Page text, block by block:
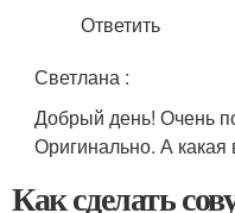
Ответить
Светлана :
Добрый день! Очень
Оригинально. А
Как сделать